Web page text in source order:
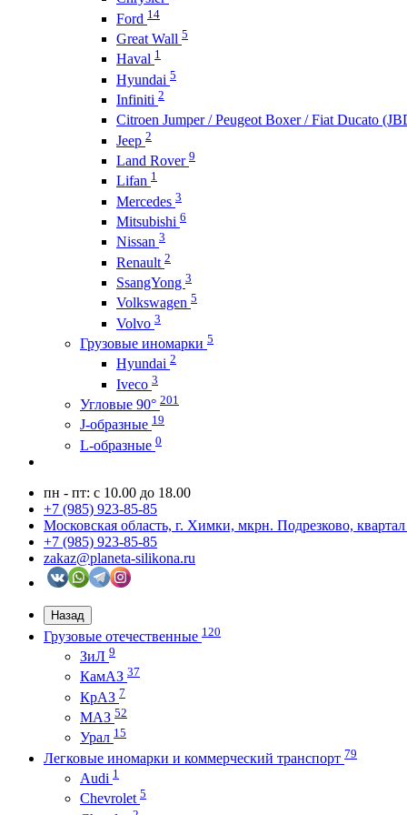
Ford 14
Great Wall 5
Haval 1
Hyundai 5
Infiniti 2
Citroen Jumper / Peugeot Boxer / Fiat Ducato
Jeep 2
Land Rover 9
Lifan 1
Mercedes 3
Mitsubishi 6
Nissan 3
Renault 2
SsangYong 3
Volkswagen 5
Volvo 3
Грузовые иномарки 5
Hyundai 2
Iveco 3
Угловые 90° 201
J-образные 19
L-образные 0
пн - пт: с 10.00 до 18.00
+7 (985) 923-85-85
Московская область, г. Химки, мкрн. Подрезково,
+7 (985) 923-85-85
zakaz@planeta-silikona.ru
Назад
Грузовые отечественные 120
ЗиЛ 9
КамАЗ 37
КрАЗ 7
МАЗ 52
Урал 15
Легковые иномарки и коммерческий транспорт 79
Audi 1
Chevrolet 5